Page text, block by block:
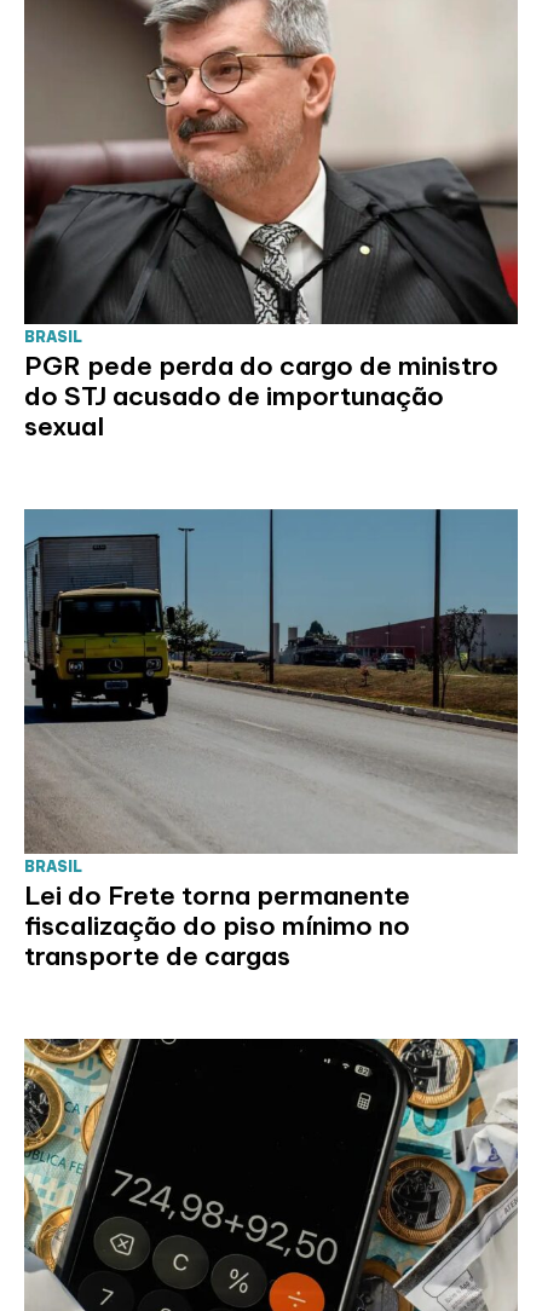
BRASIL
PGR pede perda do cargo de ministro
do STJ acusado de importunação
sexual
BRASIL
Lei do Frete torna permanente
fiscalização do piso mínimo no
transporte de cargas